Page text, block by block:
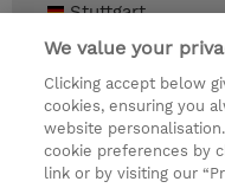
Stuttgart
Geplante
Trainingsanfrage
We value your
Clicking accept below
cookies, ensuring you
website
cookie preferences by
link or by visiting our